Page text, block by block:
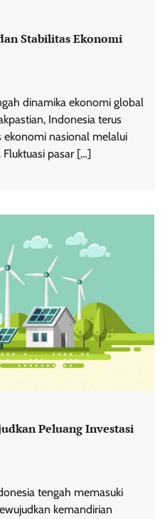
Stabilitas Ekonomi
dinamika ekonomi global
Indonesia terus
ekonomi nasional melalui
Fluktuasi pasar […]
Peluang Investasi
tengah memasuki
kemandirian